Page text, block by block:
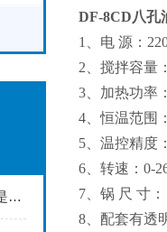
影响磁力搅拌器的搅拌子是有哪些因素造成的？
DF-8CD八孔
1、电 源：
2、搅拌容量
3、加热功率
4、恒温范围
5、温控精度
6、转速：0-
7、锅 尺 寸
8、配套有透